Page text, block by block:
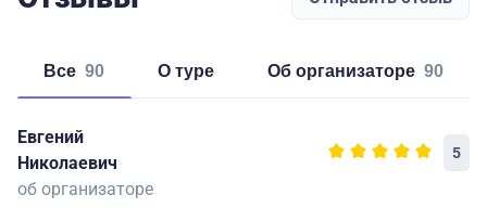
Все 90 о туре об организаторе 90
Евгений
Николаевич
5
об организаторе